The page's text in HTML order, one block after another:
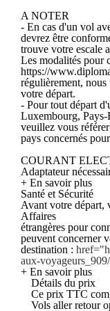
A NOTER
- En cas d'un vol
devrez être
trouve votre escale
Les modalités pour
https://
régulièrement,
votre départ.
- Pour tout départ
Luxembourg, Pays-
veuillez vous
pays concernés
COURANT
Adaptateur
+ En savoir plus
Santé et Sécurité
Avant votre départ,
Affaires
étrangères pour
peuvent concerner
destination :
aux-
+ En savoir plus
Détails du prix
Ce prix TTC
Vols aller retour